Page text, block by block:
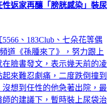
返家再釀「膀胱感染」裝尿
、183Club、七朵花等偶
道《孫腫來了》，努力跟上
臉書發文，表示幾天前的凌
來難忍劇痛，二度跌倒撞到
想到任性的他急著出院，最
的建議下，暫時裝上尿袋治